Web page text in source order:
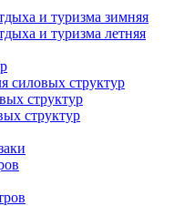
и туризма зимняя
и туризма летняя
силовых структур
структур
структур